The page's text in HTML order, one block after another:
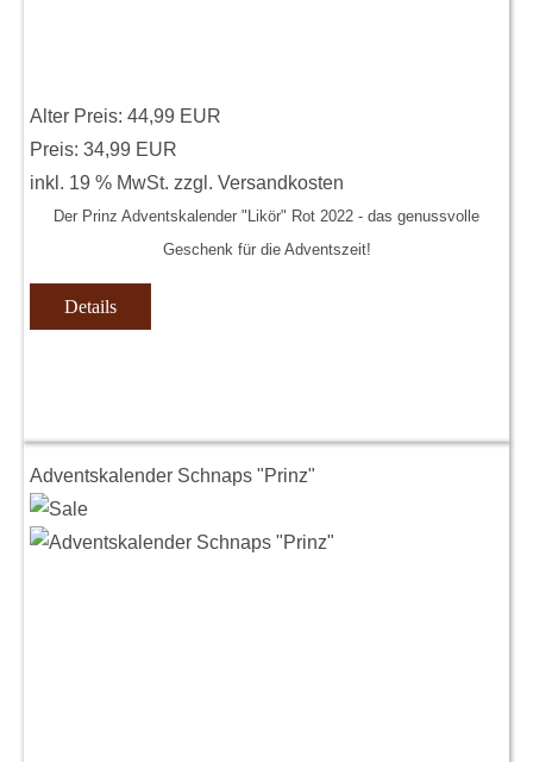
Alter Preis: 44,99 EUR
Preis: 34,99 EUR
inkl. 19 % MwSt. zzgl. Versandkosten
Der Prinz Adventskalender "Likör" Rot 2022 - das genussvolle
Geschenk für die Adventszeit!
Details
Adventskalender Schnaps "Prinz"